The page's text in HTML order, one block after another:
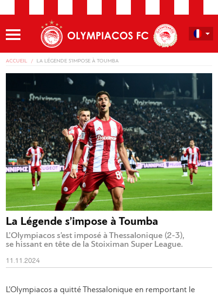
ACCUEIL LA LÉGENDE S’IMPOSE À TOUMBA
La Légende s’impose à Toumba
L’Olympiacos s’est imposé à Thessalonique (2-3),
se hissant en tête de la Stoiximan Super League.
11.11.2024
L’Olympiacos a quitté Thessalonique en remportant le